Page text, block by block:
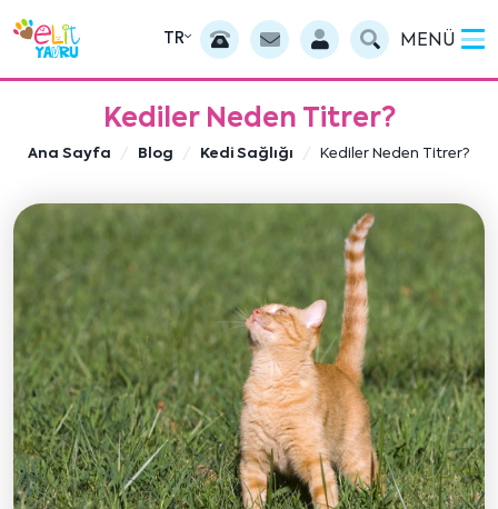
TR MENÜ
Kediler Neden Titrer?
Ana Sayfa Blog Kedi Sağlığı Kediler Neden Titrer?